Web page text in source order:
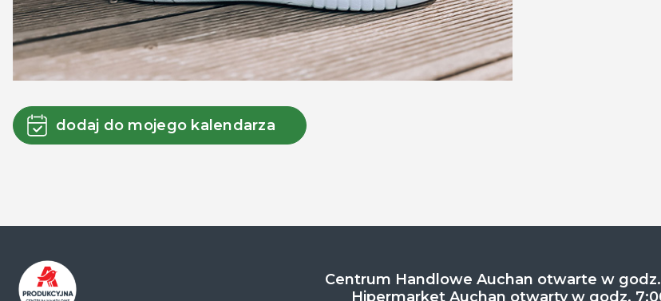
dodaj do mojego kalendarza
Centrum Handlowe Auchan otwarte w godz.
Hipermarket Auchan otwarty w godz.